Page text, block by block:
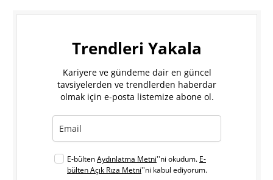
Trendleri Yakala
Kariyere ve gündeme dair en güncel
tavsiyelerden ve trendlerden haberdar
olmak için e-posta listemize abone ol.
E-bültenAydınlatma Metni''ni okudum. E-
bülten Açık Rıza Metni''ni kabul ediyorum.